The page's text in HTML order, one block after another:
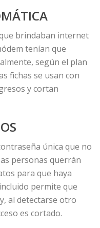
brindaban internet
tenían que
según el plan
fichas se usan con
y cortan
única que no
personas querrán
para que haya
permite que
al detectarse otro
es cortado.